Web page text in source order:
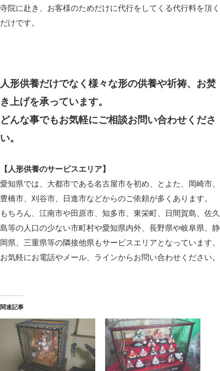
寺院に赴き、お客様のためだけに代行をしてくる代行料を頂く
だけです。
人形供養だけでなく様々な形の供養や祈祷、お焚
き上げを承っています。
どんな事でもお気軽にご相談お問い合わせくださ
い。
【人形供養のサービスエリア】
愛知県では、大都市である名古屋市を初め、とよた、岡崎市、
豊橋市、刈谷市、日進市などからのご依頼が多くあります。
もちろん、江南市や田原市、知多市、東栄町、日間賀島、佐久
島等の人口の少ない市町村や愛知県内外、長野県や岐阜県、静
岡県、三重県等の隣接他県もサービスエリアとなっています。
お気軽にお電話やメール、ラインからお問い合わせください。
関連記事